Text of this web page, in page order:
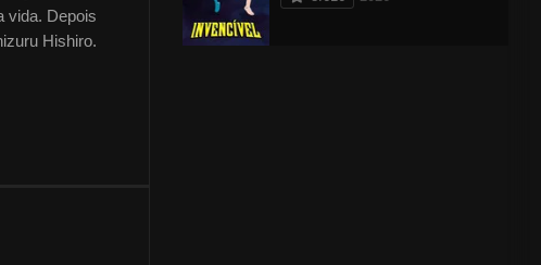
vida. Depois
Hishiro.